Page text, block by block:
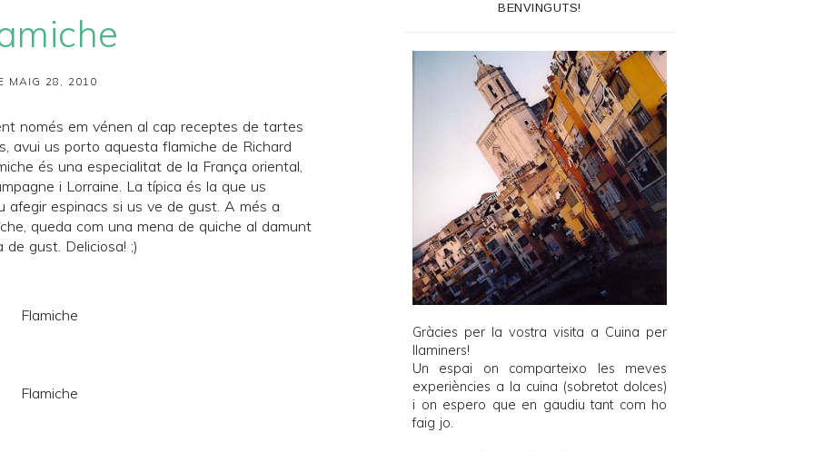
MAIG 28, 2010
només em vénen al cap receptes de tartes
avui us porto aquesta flamiche de Richard
és una especialitat de la França oriental,
i Lorraine. La típica és la que us
afegir espinacs si us ve de gust. A més a
queda com una mena de quiche al damunt
gust. Deliciosa! ;)
BENVINGUTS!
Gràcies per la vostra visita a Cuina per
llaminers!
Un espai on comparteixo les meves
experiències a la cuina (sobretot dolces)
i on espero que en gaudiu tant com ho
faig jo.